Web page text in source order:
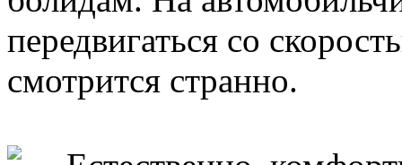
передвигаться со
смотрится странно.